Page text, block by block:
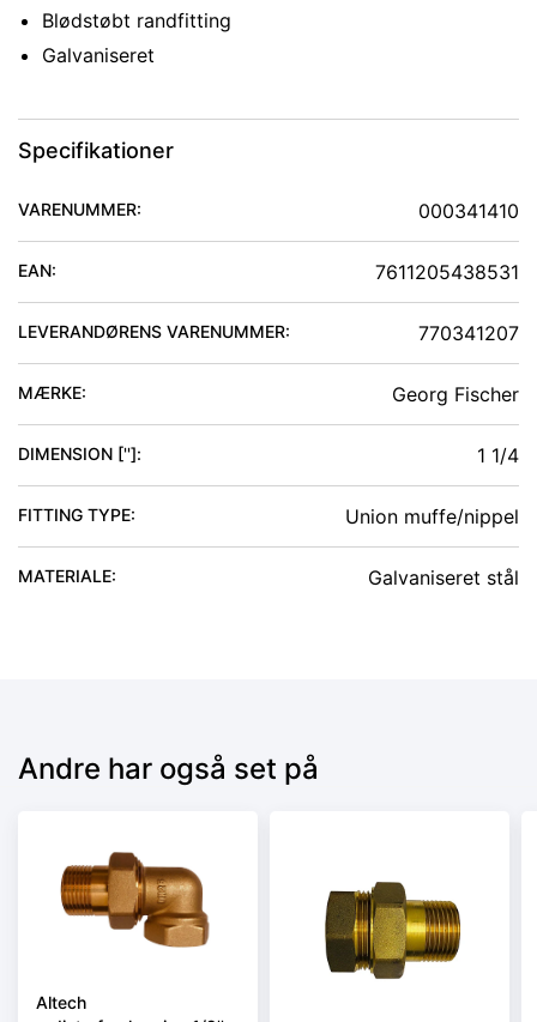
Blødstøbt randfitting
Galvaniseret
Specifikationer
VARENUMMER: 000341410
EAN: 7611205438531
LEVERANDØRENS VARENUMMER: 770341207
MÆRKE: Georg Fischer
DIMENSION ['']: 1 1/4
FITTING TYPE: Union muffe/nippel
MATERIALE: Galvaniseret stål
Andre har også set på
Altech